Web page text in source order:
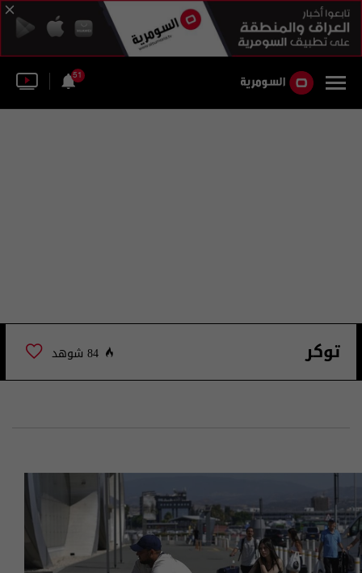
51
توكر 84 شوهد